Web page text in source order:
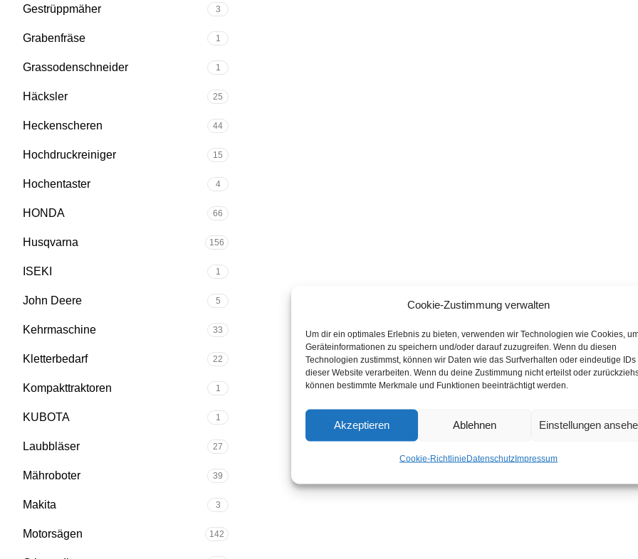
Cookie-Zustimmung verwalten
Um dir ein optimales Erlebnis zu bieten, verwenden wir Technologien wie Cookies,
Geräteinformationen zu speichern und/oder darauf zuzugreifen. Wenn du diesen
Technologien zustimmst, können wir Daten wie das Surfverhalten oder eindeutige IDs
dieser Website verarbeiten. Wenn du deine Zustimmung nicht erteilst oder
können bestimmte Merkmale und Funktionen beeinträchtigt werden.
Akzeptieren Ablehnen Einstellungen
Cookie-RichtlinieDatenschutzImpressum
Gestrüppmäher 3
Grabenfräse 1
Grassodenschneider 1
Häcksler 25
Heckenscheren 44
Hochdruckreiniger 15
Hochentaster 4
HONDA 66
Husqvarna 156
ISEKI 1
John Deere 5
Kehrmaschine 33
Kletterbedarf 22
Kompakttraktoren 1
KUBOTA 1
Laubbläser 27
Mähroboter 39
Makita 3
Motorsägen 142